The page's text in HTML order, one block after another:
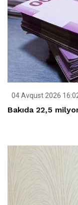
04 Avqust 2026
Bakıda 22,5